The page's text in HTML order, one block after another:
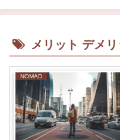
メリット デメリ
NOMAD